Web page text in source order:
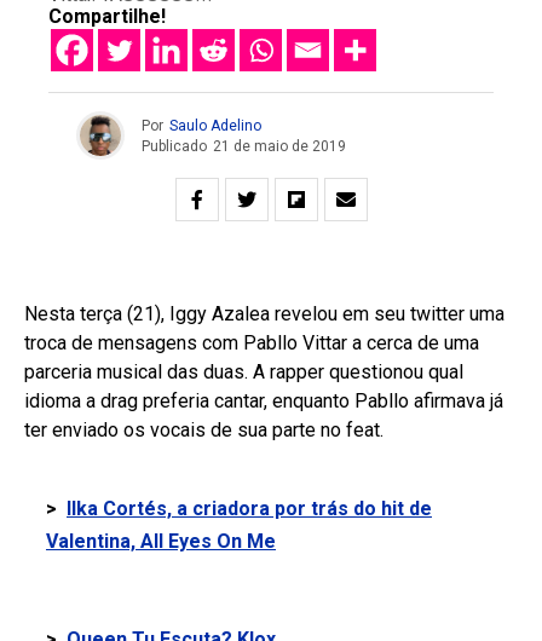
Compartilhe!
Por Saulo Adelino
Publicado 21 de maio de 2019
Nesta terça (21), Iggy Azalea revelou em seu twitter uma
troca de mensagens com Pabllo Vittar a cerca de uma
parceria musical das duas. A rapper questionou qual
idioma a drag preferia cantar, enquanto Pabllo afirmava já
ter enviado os vocais de sua parte no feat.
> Ilka Cortés, a criadora por trás do hit de
Valentina, All Eyes On Me